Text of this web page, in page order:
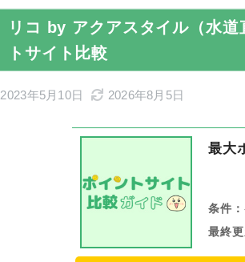
リコ by アクアスタイル（水
トサイト比較
2023年5月10日 2026年8月5日
最大
条件：
最終